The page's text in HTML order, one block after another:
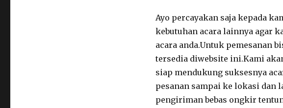
Ayo percayakan saja kepada
kebutuhan acara lainnya agar
acara anda.Untuk pemesanan
tersedia diwebsite ini.Kami
siap mendukung suksesnya
pesanan sampai ke lokasi dan
pengiriman bebas ongkir